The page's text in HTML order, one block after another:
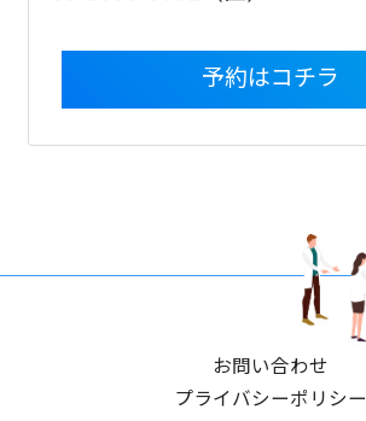
予約はコチラ
お問い合わせ
プライバシーポリシー